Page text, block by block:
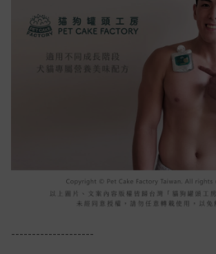
--------------------